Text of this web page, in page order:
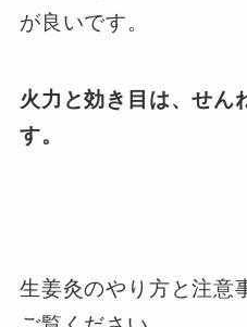
が良いです。
火力と効き目は、せん
す。
生姜灸のやり方と注意